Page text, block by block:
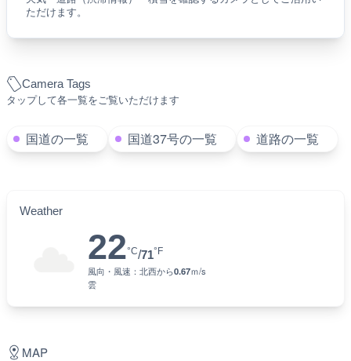
Camera Tags
タップして各一覧をご覧いただけます
国道の一覧 国道37号の一覧 道路の一覧
Weather
22°C/71°F
風向・風速： 北西から0.67ｍ/s
雲
ただけます。
MAP